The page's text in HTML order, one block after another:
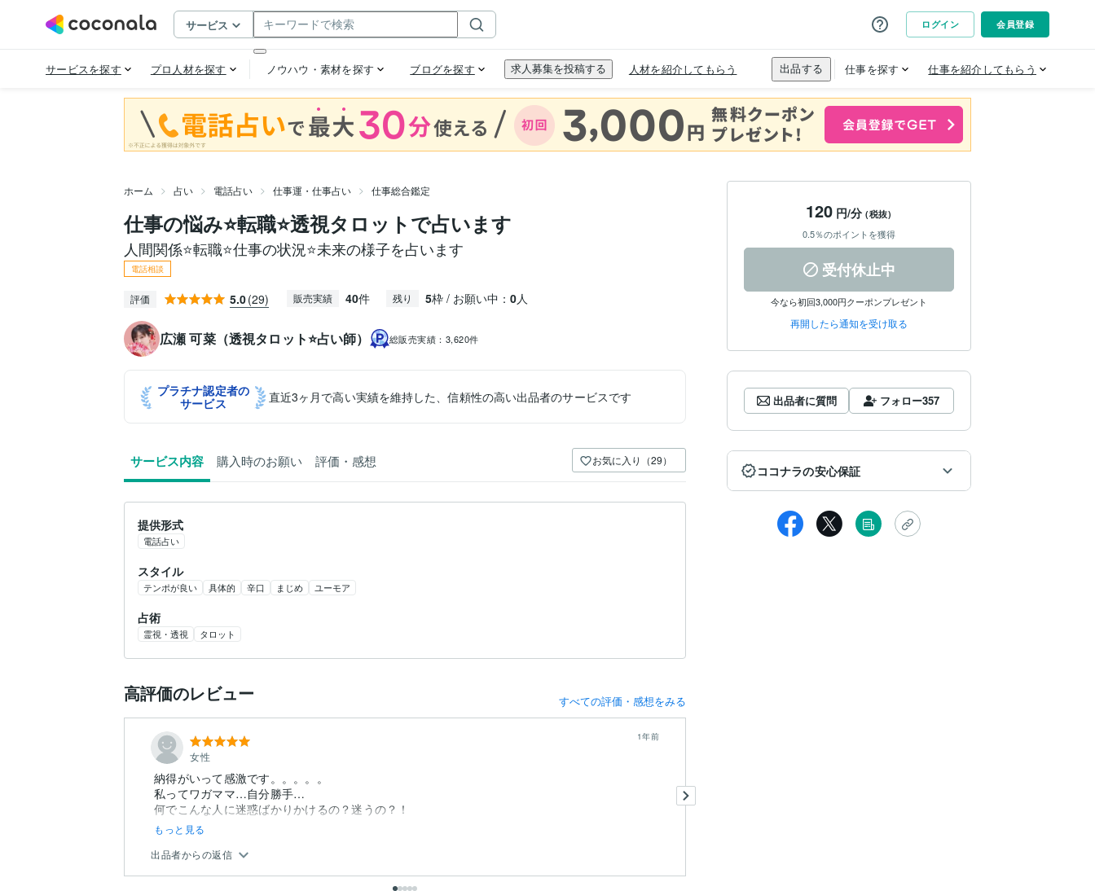
ホーム 占い 電話占い 仕事運・仕事占い 仕事総合鑑定
仕事の悩み⭐️転職⭐️透視タロットで占います
人間関係⭐️転職⭐️仕事の状況⭐️未来の様子を占います
電話相談
評価 5.0(29) 販売実績 40件 残り 5枠 / お願い中： 0人
広瀬 可菜（透視タロット⭐占い師） 総販売実績： 3,620件
プラチナ認定者の
サービス
直近3ヶ月で高い実績を維持した、信頼性の高い出品者のサービスです
サービス内容 購入時のお願い 評価・感想 お気に入り（29）
提供形式
電話占い
スタイル
テンポが良い 具体的 辛口 まじめ ユーモア
占術
霊視・透視 タロット
高評価のレビュー すべての評価・感想をみる
女性
1年前
納得がいって感激です。。。。。
私ってワガママ…自分勝手…
何でこんな人に迷惑ばかりかけるの？迷うの？！
もっと見る
出品者からの返信
120 円/分(税抜)
0.5％のポイントを獲得
受付休止中
今なら初回3,000円クーポンプレゼント
再開したら通知を受け取る
出品者に質問 フォロー357
ココナラの安心保証